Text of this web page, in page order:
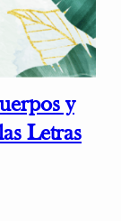
y
Letras